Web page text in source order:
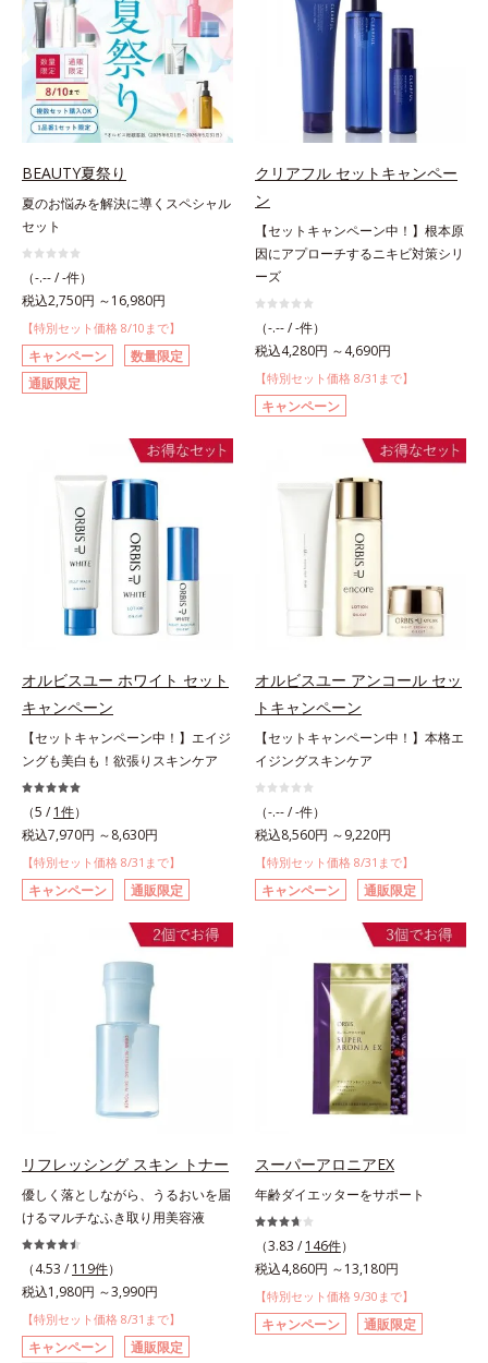
BEAUTY夏祭り
夏のお悩みを解決に導くスペシャル
セット
（-.-- / -件）
税込2,750円 ～16,980円
【特別セット価格 8/10まで】
キャンペーン
数量限定
通販限定
クリアフル セットキャンペー
ン
【セットキャンペーン中！】根本原
因にアプローチするニキビ対策シリ
ーズ
（-.-- / -件）
税込4,280円 ～4,690円
【特別セット価格 8/31まで】
キャンペーン
オルビスユー ホワイト セット
キャンペーン
【セットキャンペーン中！】エイジ
ングも美白も！欲張りスキンケア
（5 / 1件）
税込7,970円 ～8,630円
【特別セット価格 8/31まで】
キャンペーン 通販限定
オルビスユー アンコール セッ
トキャンペーン
【セットキャンペーン中！】本格エ
イジングスキンケア
（-.-- / -件）
税込8,560円 ～9,220円
【特別セット価格 8/31まで】
キャンペーン 通販限定
リフレッシング スキン トナー
優しく落としながら、うるおいを届
けるマルチなふき取り用美容液
（4.53 / 119件）
税込1,980円 ～3,990円
【特別セット価格 8/31まで】
キャンペーン
通販限定
スーパーアロニアEX
年齢ダイエッターをサポート
（3.83 / 146件）
税込4,860円 ～13,180円
【特別セット価格 9/30まで】
キャンペーン 通販限定